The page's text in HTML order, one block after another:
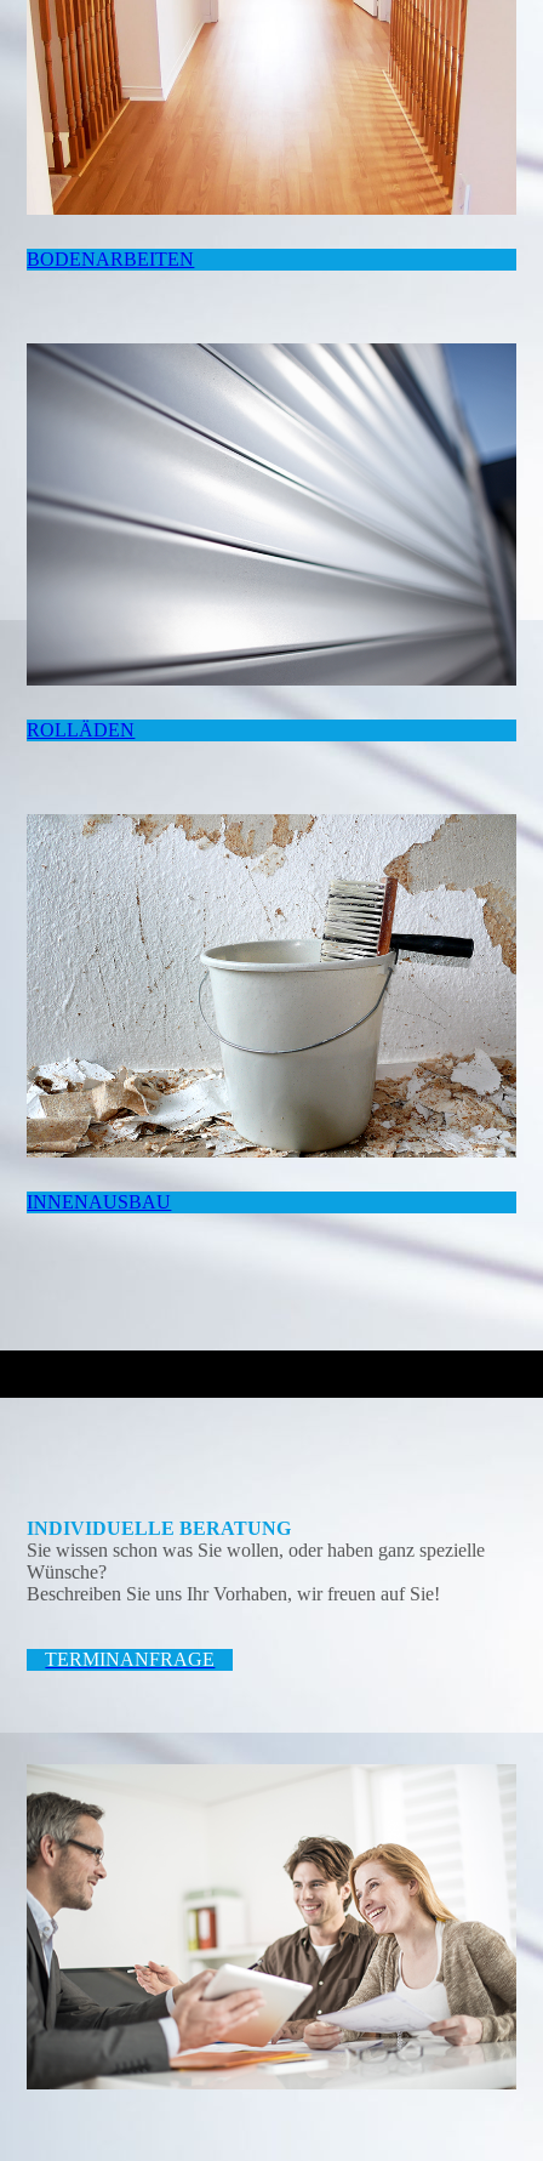
BODENARBEITEN
ROLLÄDEN
INNENAUSBAU
INDIVIDUELLE BERATUNG
Sie wissen schon was Sie wollen, oder haben ganz spezielle
Wünsche?
Beschreiben Sie uns Ihr Vorhaben, wir freuen auf Sie!
TERMINANFRAGE